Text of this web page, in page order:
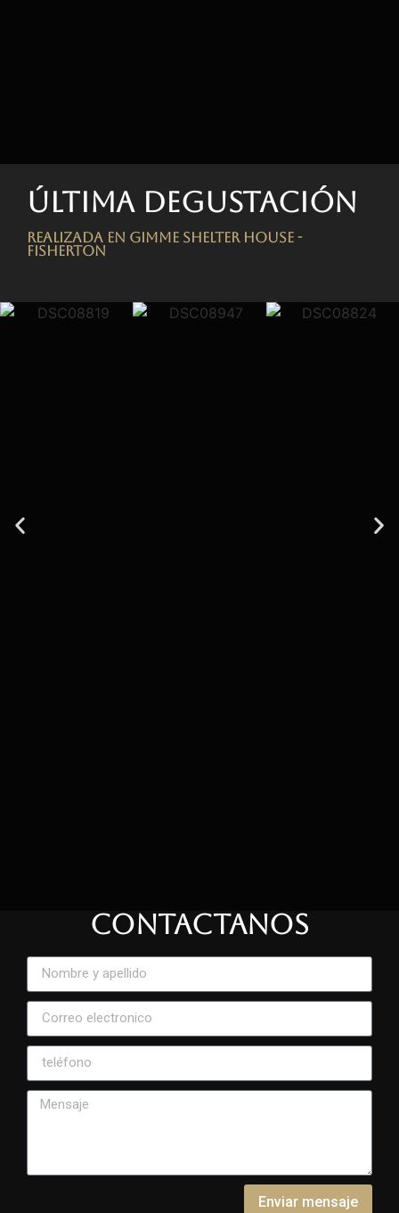
Última degustación
Realizada en Gimme Shelter House -
FISHERTON
CONTACTANOS
Enviar mensaje